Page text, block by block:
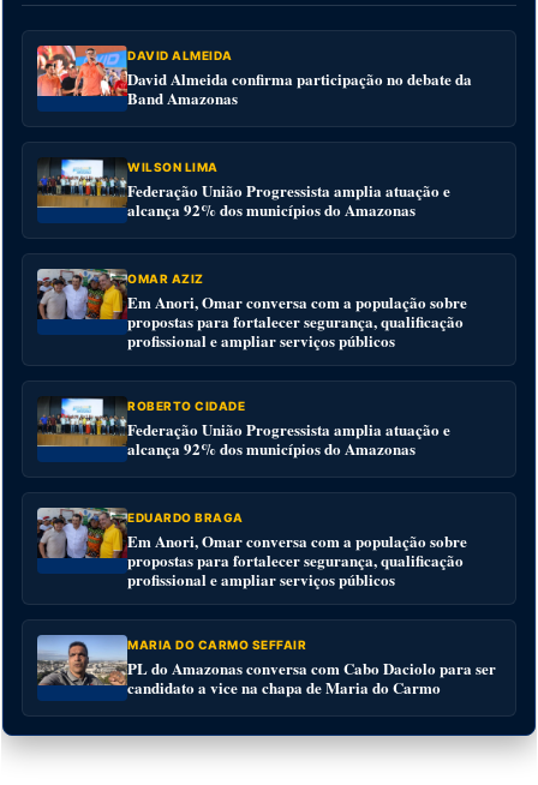
DAVID ALMEIDA
David Almeida confirma participação no debate da
Band Amazonas
WILSON LIMA
Federação União Progressista amplia atuação e
alcança 92% dos municípios do Amazonas
OMAR AZIZ
Em Anori, Omar conversa com a população sobre
propostas para fortalecer segurança, qualificação
profissional e ampliar serviços públicos
ROBERTO CIDADE
Federação União Progressista amplia atuação e
alcança 92% dos municípios do Amazonas
EDUARDO BRAGA
Em Anori, Omar conversa com a população sobre
propostas para fortalecer segurança, qualificação
profissional e ampliar serviços públicos
MARIA DO CARMO SEFFAIR
PL do Amazonas conversa com Cabo Daciolo para ser
candidato a vice na chapa de Maria do Carmo